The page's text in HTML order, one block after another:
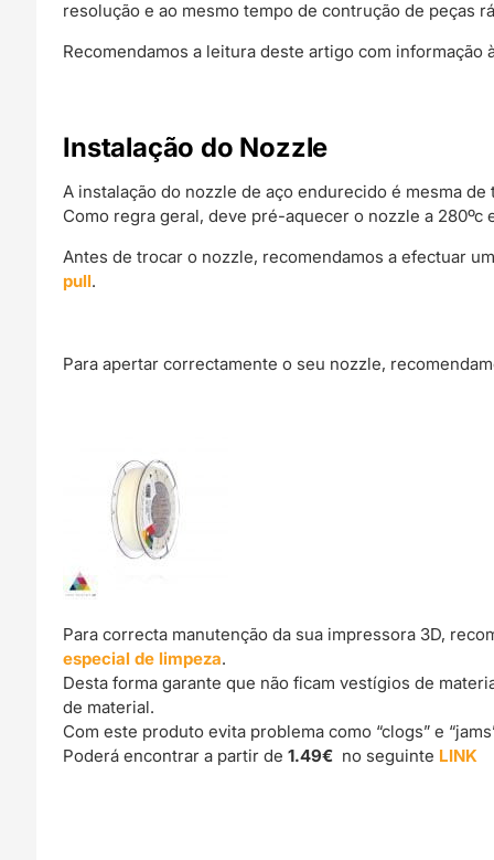
resolução e ao mesmo tempo de contrução de peças
Recomendamos a leitura deste artigo com
Instalação do Nozzle
A instalação do nozzle de aço endurecido é mesma
Como regra geral, deve pré-aquecer o nozzle a
Antes de trocar o nozzle, recomendamos a efectuar
pull.
Para apertar correctamente o seu nozzle,
Para correcta manutenção da sua impressora 3D,
especial de limpeza.
Desta forma garante que não ficam vestígios de
de material.
Com este produto evita problema como “clogs” e
Poderá encontrar a partir de1.49€ no seguinte LINK